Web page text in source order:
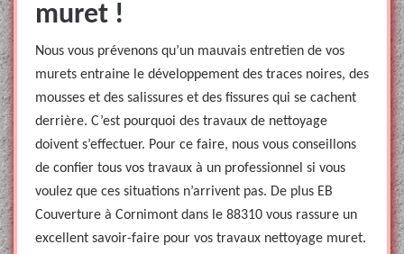
muret !
Nous vous prévenons qu’un mauvais entretien de vos
murets entraine le développement des traces noires, des
mousses et des salissures et des fissures qui se cachent
derrière. C’est pourquoi des travaux de nettoyage
doivent s’effectuer. Pour ce faire, nous vous conseillons
de confier tous vos travaux à un professionnel si vous
voulez que ces situations n’arrivent pas. De plus EB
Couverture à Cornimont dans le 88310 vous rassure un
excellent savoir-faire pour vos travaux nettoyage muret.